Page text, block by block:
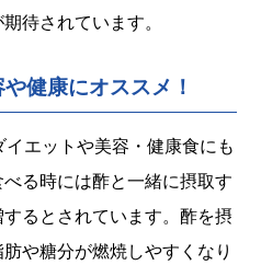
待されています。
健康にオススメ！
エットや美容・健康食にも
る時には酢と一緒に摂取す
るとされています。酢を摂
や糖分が燃焼しやすくなり